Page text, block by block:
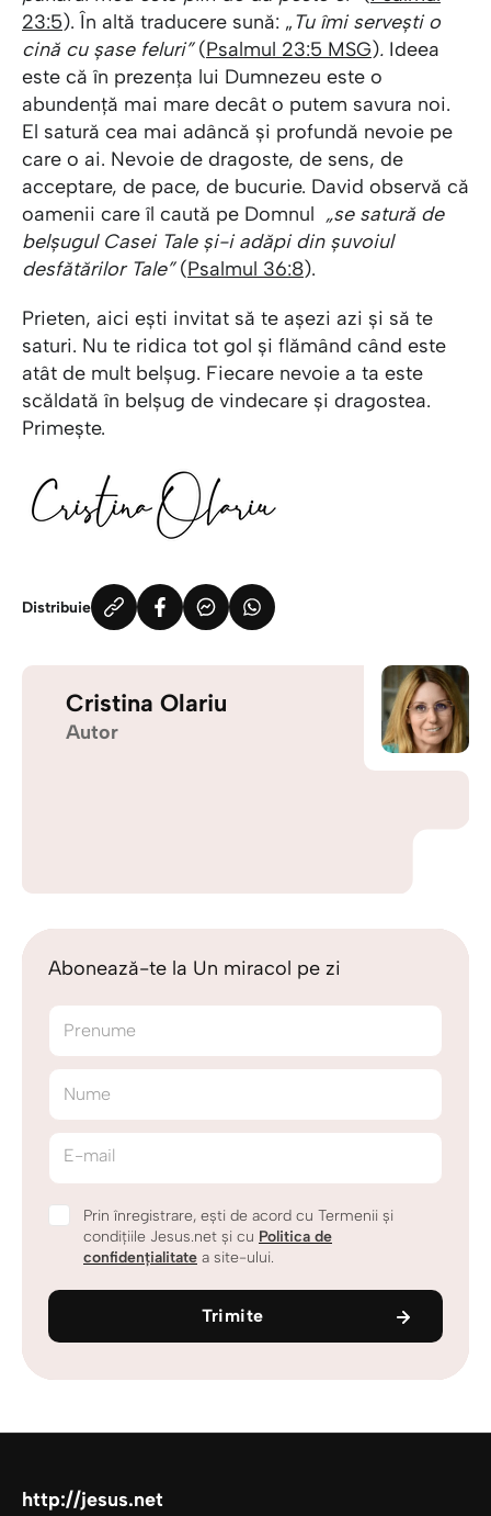
23:5). În altă traducere sună: „Tu îmi servești o
cină cu șase feluri”(Psalmul 23:5 MSG). Ideea
este că în prezența lui Dumnezeu este o
abundență mai mare decât o putem savura noi.
El satură cea mai adâncă și profundă nevoie pe
care o ai. Nevoie de dragoste, de sens, de
acceptare, de pace, de bucurie. David observă că
oamenii care îl caută pe Domnul „se satură de
belșugul Casei Tale și-i adăpi din șuvoiul
desfătărilor Tale”(Psalmul 36:8).
Prieten, aici ești invitat să te așezi azi și să te
saturi. Nu te ridica tot gol și flămând când este
atât de mult belșug. Fiecare nevoie a ta este
scăldată în belșug de vindecare și dragostea.
Primește.
Distribuie
Cristina Olariu
Autor
Abonează-te la Un miracol pe zi
Prenume
Nume
E-mail
Prin înregistrare, ești de acord cu Termenii și
condițiile Jesus.net și cu Politica de
confidențialitate a site-ului.
Trimite
http://jesus.net